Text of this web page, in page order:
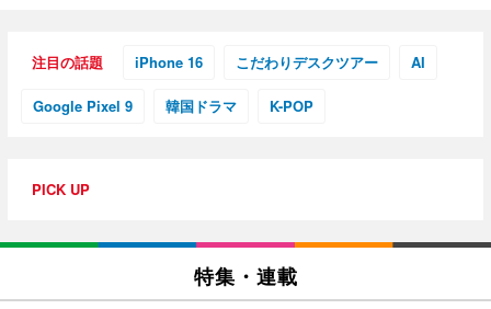
注目の話題 iPhone 16 こだわりデスクツアー AI
Google Pixel 9 韓国ドラマ K-POP
PICK UP
特集・連載